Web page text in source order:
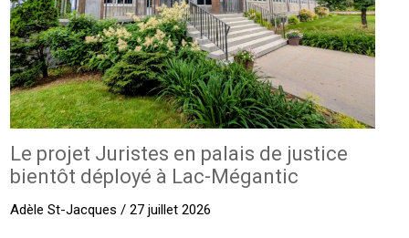
Le projet Juristes en palais de justice
bientôt déployé à Lac-Mégantic
Adèle St-Jacques / 27 juillet 2026